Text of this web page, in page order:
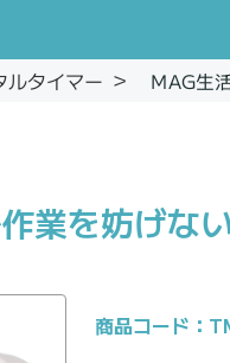
ルタイマー MAG生
業を妨げな
商品コード：